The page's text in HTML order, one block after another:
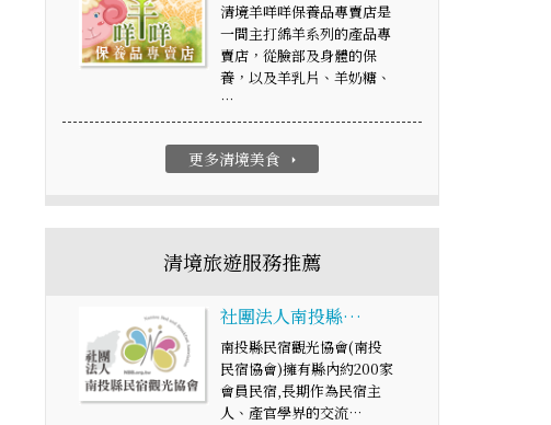
清境羊咩咩保養品專賣店是
一間主打綿羊系列的產品專
賣店，從臉部及身體的保
養，以及羊乳片、羊奶糖、
…
更多清境美食 arrow_right
清境旅遊服務推薦
社團法人南投縣…
南投縣民宿觀光協會(南投
民宿協會)擁有縣內約200家
會員民宿,長期作為民宿主
人、產官學界的交流…